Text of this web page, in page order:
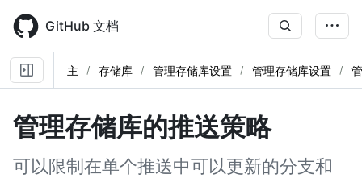
main
content
GitHub 文档
主 存储库 管理存储库设置 管理存储库设置
管理存储库的推送策略
可以限制在单个推送中可以更新的分支和